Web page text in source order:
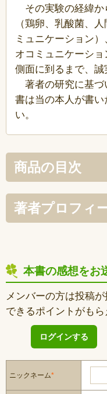
その実験の経緯か
（鶏卵、乳酸菌、
ミュニケーション
オコミュニケーシ
側面に到るまで、誠
著者の研究に基づ
書は当の本人が書
い。
商品の目次
著者プロフィ
本書の感想をお
メンバーの方は投稿
できるポイントがもら
ログインする
ニックネーム*